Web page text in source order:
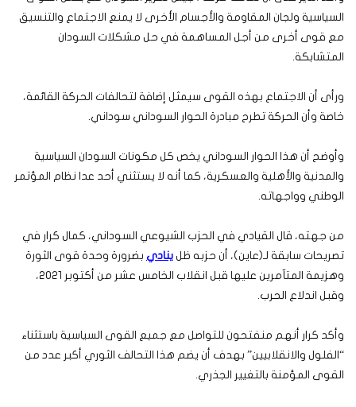
السياسية ولجان المقاومة والأجسام الأخرى لا يمنع الاجتماع والتنسيق
مع قوى أخرى من أجل المساهمة في حل مشكلات السودان
المتشابكة.
ورأى أن الاجتماع بهذه القوى سيمثل إضافة لتحالفات الحركة القائمة،
خاصة وأن الحركة تطرح مبادرة الحوار السوداني سوداني.
وأوضح أن هذا الحوار السوداني يخص كل مكونات السودان السياسية
والمدنية والأهلية والعسكرية، كما أنه لا يستثني أحد عدا نظام المؤتمر
الوطني وواجهاته.
من جهته، قال القيادي في الحزب الشيوعي السوداني، كمال كرار في
تصريحات سابقة لـ(عاين)، أن حزبه ظل ينادي بضرورة وحدة قوى الثورة
وهزيمة المتآمرين عليها قبل انقلاب الخامس عشر من أكتوبر 2021،
وقبل اندلاع الحرب.
وأكد كرار أنهم منفتحون للتواصل مع جميع القوى السياسية باستثناء
“الفلول والانقلابيين” بهدف أن يضم هذا التحالف الثوري أكبر عدد من
القوى المؤمنة بالتغيير الجذري.